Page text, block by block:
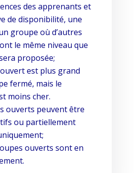
des apprenants et
de disponibilité, une
groupe où d’autres
le même niveau que
proposée;
est plus grand
fermé, mais le
moins cher.
ouverts peuvent être
ou partiellement
ouverts sont en